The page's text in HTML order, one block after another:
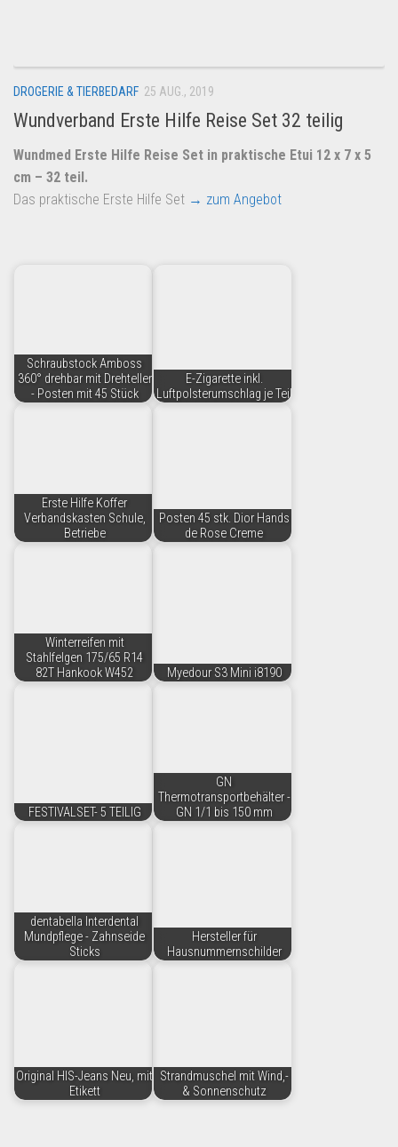
Amazon
Aldi
Lidl
Kostenlos verkaufen
DROGERIE & TIERBEDARF 25 AUG., 2019
Wundverband Erste Hilfe Reise Set 32 teilig
Wundmed Erste Hilfe Reise Set in praktische Etui 12 x 7 x 5
cm – 32 teil.
Das praktische Erste Hilfe Set → zum Angebot
Schraubstock Amboss
360° drehbar mit Drehteller
- Posten mit 45 Stück
E-Zigarette inkl.
Luftpolsterumschlag je Teil
Erste Hilfe Koffer
Verbandskasten Schule,
Betriebe
Posten 45 stk. Dior Hands
de Rose Creme
Winterreifen mit
Stahlfelgen 175/65 R14
82T Hankook W452
Myedour S3 Mini i8190
FESTIVALSET- 5 TEILIG
GN
Thermotransportbehälter -
GN 1/1 bis 150 mm
dentabella Interdental
Mundpflege - Zahnseide
Sticks
Hersteller für
Hausnummernschilder
Original HIS-Jeans Neu, mit
Etikett
Strandmuschel mit Wind,-
& Sonnenschutz